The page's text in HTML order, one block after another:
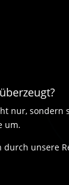
nur, sondern
um.
durch unsere